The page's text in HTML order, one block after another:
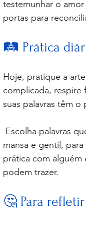
testemunhar o
portas para
🛤️ Prática
Hoje, pratique a
complicada,
suas palavras têm
mansa e gentil,
prática com alguém
podem trazer.
🤔 Para